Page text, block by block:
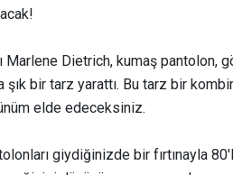
Marlene Dietrich, kumaş pantolon,
şık bir tarz yarattı. Bu tarz bir
elde edeceksiniz.
giydiğinizde bir fırtınayla